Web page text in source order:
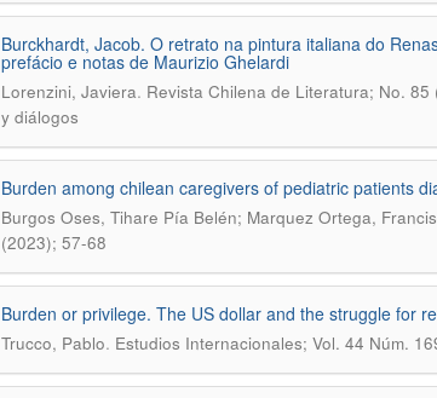
Burckhardt, Jacob. O retrato na pintura italiana do
prefácio e notas de Maurizio Ghelardi
Lorenzini, Javiera. Revista Chilena de Literatura; No.
y diálogos
Burden among chilean caregivers of pediatric patients
Burgos Oses, Tihare Pía Belén; Marquez Ortega,
(2023); 57-68
Burden or privilege. The US dollar and the struggle for
Trucco, Pablo. Estudios Internacionales; Vol. 44 Núm.